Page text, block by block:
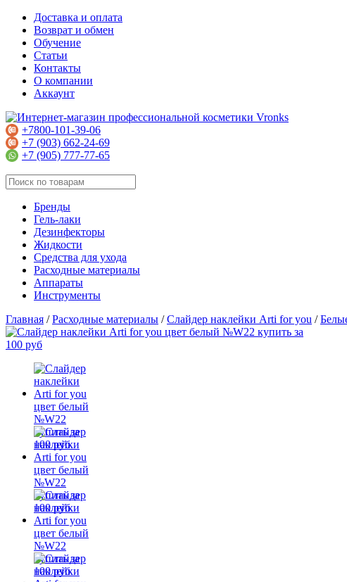
Доставка и оплата
Возврат и обмен
Обучение
Статьи
Контакты
О компании
Аккаунт
+7800-101-39-06
+7 (903) 662-24-69
+7 (905) 777-77-65
Бренды
Гель-лаки
Дезинфекторы
Жидкости
Средства для ухода
Расходные материалы
Аппараты
Инструменты
Главная /Расходные материалы /Слайдер наклейки Arti for you /